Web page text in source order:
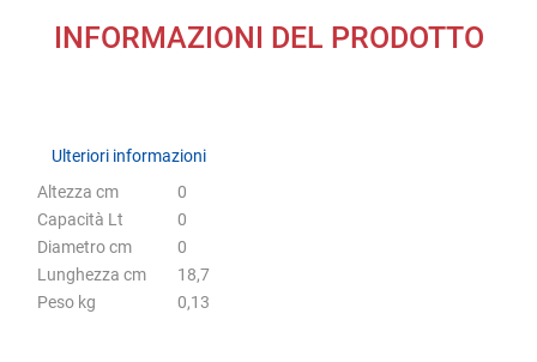
INFORMAZIONI DEL PRODOTTO
Ulteriori informazioni
Ulteriori informazioni
Altezza cm
0
Capacità Lt
0
Diametro cm
0
Lunghezza cm
18,7
Peso kg
0,13